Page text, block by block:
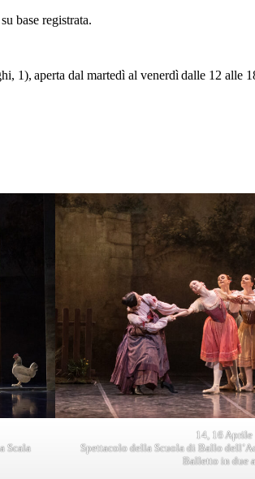
base registrata.
1), aperta dal martedì al venerdì dalle 12 alle
Scala
14, 16 Aprile
Spettacolo della Scuola di Ballo
Balletto in due